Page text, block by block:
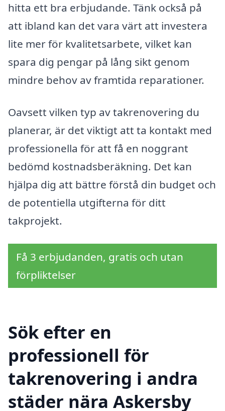
hitta ett bra erbjudande. Tänk också på
att ibland kan det vara värt att investera
lite mer för kvalitetsarbete, vilket kan
spara dig pengar på lång sikt genom
mindre behov av framtida reparationer.
Oavsett vilken typ av takrenovering du
planerar, är det viktigt att ta kontakt med
professionella för att få en noggrant
bedömd kostnadsberäkning. Det kan
hjälpa dig att bättre förstå din budget och
de potentiella utgifterna för ditt
takprojekt.
Få 3 erbjudanden, gratis och utan
förpliktelser
Sök efter en
professionell för
takrenovering i andra
städer nära Askersby